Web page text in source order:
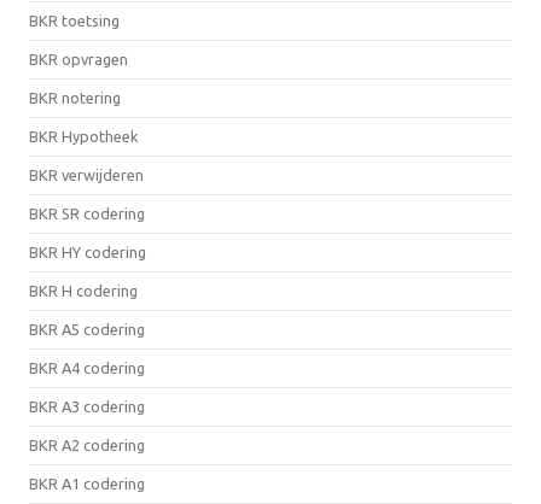
BKR toetsing
BKR opvragen
BKR notering
BKR Hypotheek
BKR verwijderen
BKR SR codering
BKR HY codering
BKR H codering
BKR A5 codering
BKR A4 codering
BKR A3 codering
BKR A2 codering
BKR A1 codering